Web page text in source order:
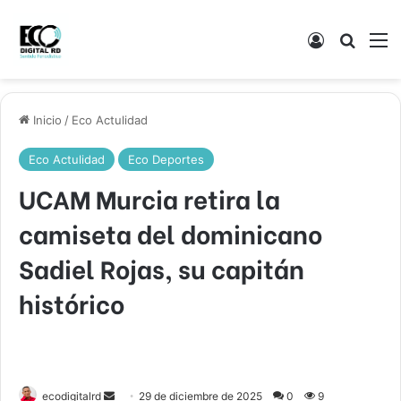
Acceso
Inicio / Eco Actulidad
Eco Actulidad Eco Deportes
UCAM Murcia retira la
camiseta del dominicano
Sadiel Rojas, su capitán
histórico
ecodigitalrd
Send 29 de diciembre de 2025 0 9